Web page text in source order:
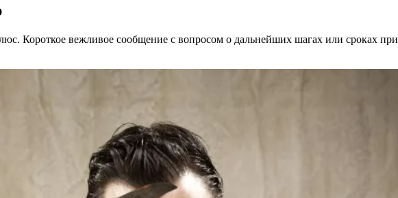
Короткое вежливое сообщение с вопросом о дальнейших шагах или сроках